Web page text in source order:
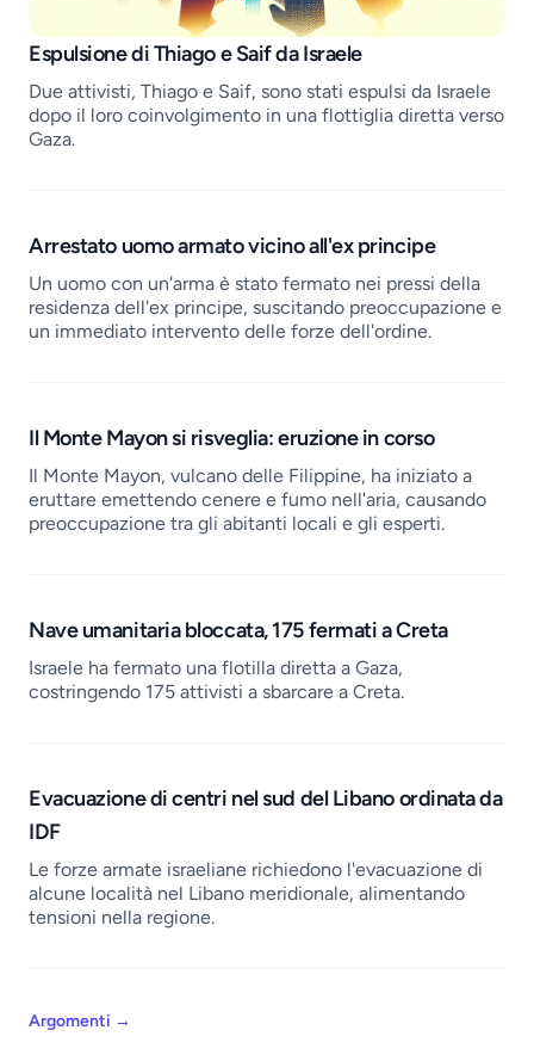
Job openings
Espulsione di Thiago e Saif da Israele
Due attivisti, Thiago e Saif, sono stati espulsi da Israele
dopo il loro coinvolgimento in una flottiglia diretta verso
Gaza.
Arrestato uomo armato vicino all'ex principe
Un uomo con un'arma è stato fermato nei pressi della
residenza dell'ex principe, suscitando preoccupazione e
un immediato intervento delle forze dell'ordine.
Il Monte Mayon si risveglia: eruzione in corso
Il Monte Mayon, vulcano delle Filippine, ha iniziato a
eruttare emettendo cenere e fumo nell'aria, causando
preoccupazione tra gli abitanti locali e gli esperti.
Nave umanitaria bloccata, 175 fermati a Creta
Israele ha fermato una flotilla diretta a Gaza,
costringendo 175 attivisti a sbarcare a Creta.
Evacuazione di centri nel sud del Libano ordinata da
IDF
Le forze armate israeliane richiedono l'evacuazione di
alcune località nel Libano meridionale, alimentando
tensioni nella regione.
Argomenti →